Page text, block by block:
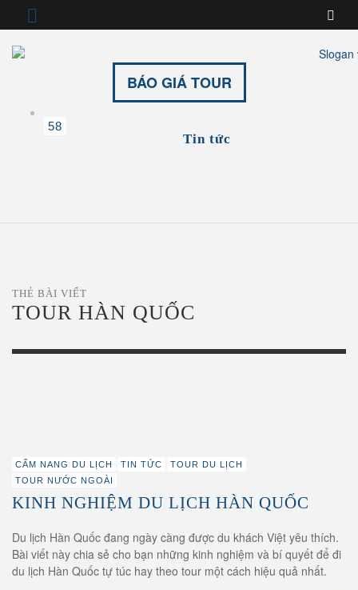
BÁO GIÁ TOUR
58
Tin tức
THẺ BÀI VIẾT
TOUR HÀN QUỐC
NHỮNG ĐIỂM ĐẾN KHÔNG
THỂ BỎ QUA
CẨM NANG DU LỊCH TIN TỨC
TOUR DU LỊCH
TOUR NƯỚC NGOÀI
KINH NGHIỆM DU LỊCH HÀN QUỐC
Du lịch Hàn Quốc đang ngày càng được du khách Việt yêu thích.
Bài viết này chia sẻ cho bạn những kinh nghiệm và bí quyết để đi
du lịch Hàn Quốc tự túc hay theo tour một cách hiệu quả nhất.